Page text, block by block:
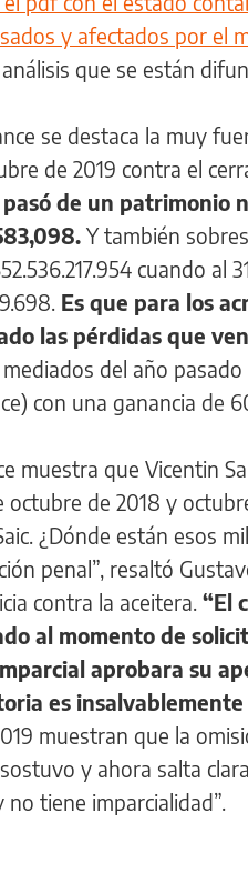
y afectados por el
que se están
se destaca la muy
de 2019 contra el
de un patrimonio
Y también
cuando al
Es que para los
las pérdidas que
del año
con una ganancia de
muestra que Vicentin
octubre de 2018 y
¿Dónde están esos
penal”, resaltó
contra la aceitera. “El
al momento de
aprobara su
es insalvablemente
muestran que la
y ahora salta
no tiene imparcialidad”.